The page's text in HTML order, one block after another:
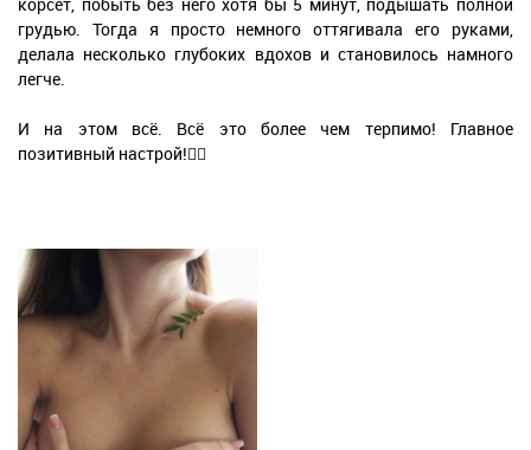
грудью. Тогда я просто немного оттягивала его руками,
делала несколько глубоких вдохов и становилось намного
легче.
И на этом всё. Всё это более чем терпимо! Главное
позитивный настрой!👌🏻